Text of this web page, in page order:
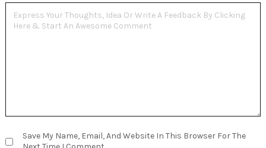
Save My Name, Email, And Website In This Browser For The